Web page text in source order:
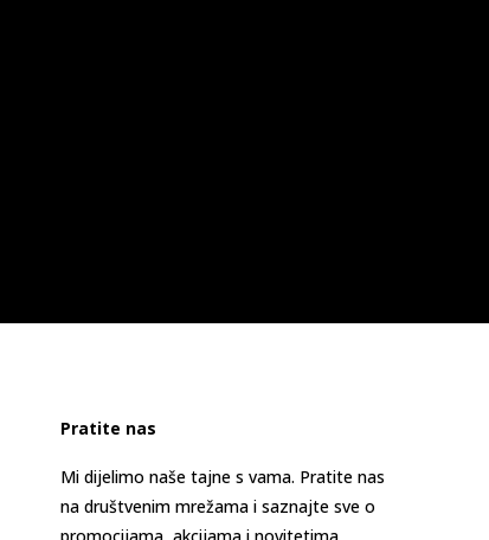
Pratite nas
Mi dijelimo naše tajne s vama. Pratite nas
na društvenim mrežama i saznajte sve o